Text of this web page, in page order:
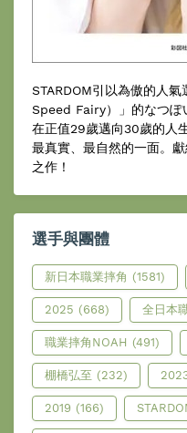
STARDOM引以為傲的人
Speed Fairy）」的なつぽ
在正值29歲邁向30歲的人
最真實、最自然的一面。
之作！
選手與團體
新日本職業摔角 (1581)
2025 (668) 全日本
職業摔角NOAH (491)
棚橋弘至 (232)
2019 (166)